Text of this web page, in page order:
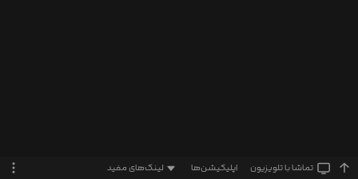
تماشا‌ با تلویزیون اپلیکیشن‌ها لینک‌های مفید